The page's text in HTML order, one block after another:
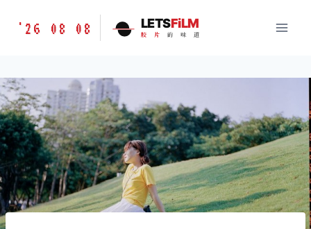
胶
味
道
LETSFILM
'26 08 08 LETSFiLM
胶 片 的 味 道